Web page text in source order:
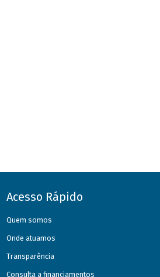
Acesso Rápido
Quem somos
Onde atuamos
Transparência
Consulta a financiamentos